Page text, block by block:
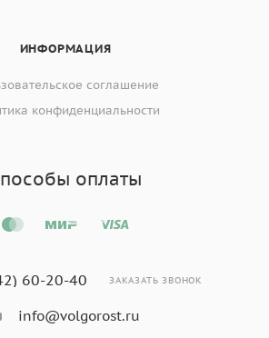
ИНФОРМАЦИЯ
соглашение
конфиденциальности
оплаты
60-20-40 ЗАКАЗАТЬ ЗВОНОК
info@volgorost.ru